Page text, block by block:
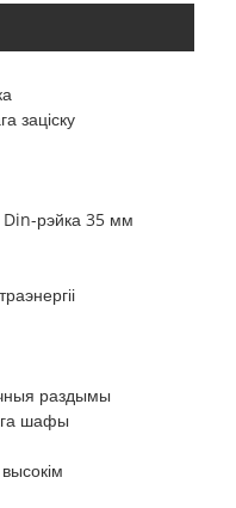
заціску
Din-рэйка 35 мм
раздымы
шафы